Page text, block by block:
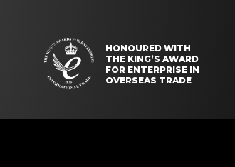
HONOURED WITH
THE KING’S AWARD
FOR ENTERPRISE IN
OVERSEAS TRADE